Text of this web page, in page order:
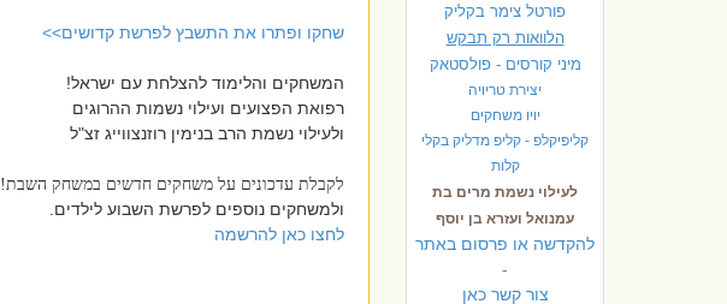
פורטל צימר בקליק
הלוואות רק תבקש
מיני קורסים - פולסטאק
יצירת טריויה
יויו משחקים
קליפיקלפ - קליפ מדליק בקלי
קלות
לעילוי נשמת מרים בת
עמנואל ועזרא בן יוסף
להקדשה או פרסום באתר
-
צור קשר כאן
שחקו ופתרו את התשבץ לפרשת קדושים>>
המשחקים והלימוד להצלחת עם ישראל!
רפואת הפצועים ועילוי נשמות ההרוגים
ולעילוי נשמת הרב בנימין רוזנצווייג זצ"ל
לקבלת עדכונים על משחקים חדשים במשחק השבת!
ולמשחקים נוספים לפרשת השבוע לילדים.
לחצו כאן להרשמה